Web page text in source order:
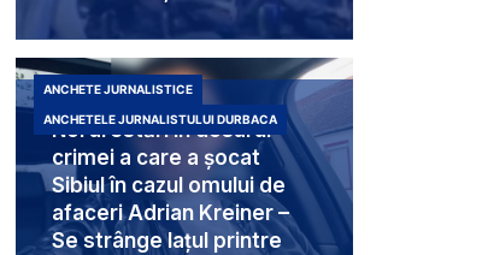
Noi arestări în dosarul
crimei a care a șocat
Sibiul în cazul omului de
afaceri Adrian Kreiner –
Se strânge lațul printre
ANCHETE JURNALISTICE
ANCHETELE JURNALISTULUI DURBACA